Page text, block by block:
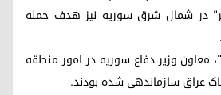
جیر" در شمال شرق سوریه نیز هدف حمله
وزیر دفاع سوریه در امور منطقه
عراق سازماندهی شده بودند.